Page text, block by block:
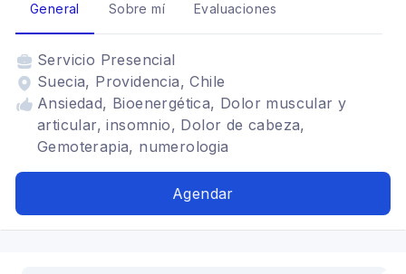
General Sobre mí Evaluaciones
Servicio Presencial
Suecia, Providencia, Chile
Ansiedad, Bioenergética, Dolor muscular y
articular, insomnio, Dolor de cabeza,
Gemoterapia, numerologia
Agendar